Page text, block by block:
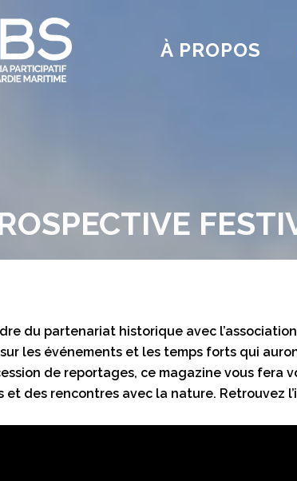
À PROPOS
du partenariat historique avec
les événements et les temps forts qui
de reportages, ce magazine vous
et des rencontres avec la nature. Retrouvez